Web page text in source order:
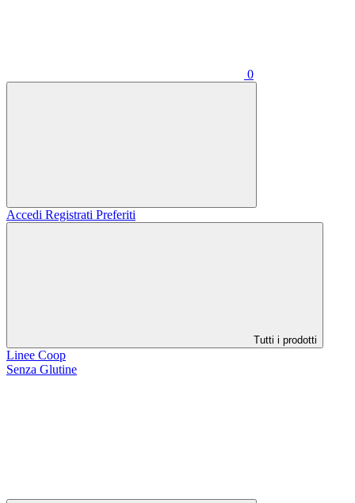
0
Accedi Registrati Preferiti
Tutti i prodotti
Linee Coop
Senza Glutine